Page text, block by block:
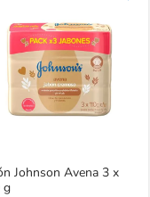
Johnson Avena 3 x
g